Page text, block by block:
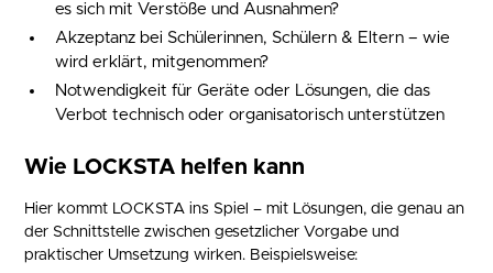
es sich mit Verstöße und Ausnahmen?
Akzeptanz bei Schülerinnen, Schülern & Eltern – wie
wird erklärt, mitgenommen?
Notwendigkeit für Geräte oder Lösungen, die das
Verbot technisch oder organisatorisch unterstützen
Wie LOCKSTA helfen kann
Hier kommt LOCKSTA ins Spiel – mit Lösungen, die genau an
der Schnittstelle zwischen gesetzlicher Vorgabe und
praktischer Umsetzung wirken. Beispielsweise: